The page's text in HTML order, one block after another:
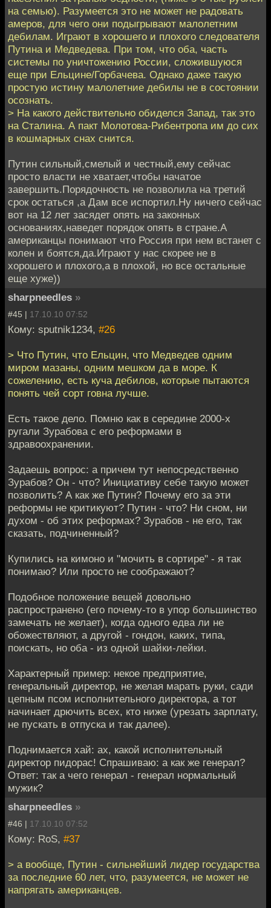
на семью). Разумеется это не может не радовать
амеров, для чего они подыгрывают малолетним
дебилам. Играют в хорошего и плохого следователя
Путина и Медведева. При том, что оба, часть
системы по уничтожению России, сложившуюся
еще при Ельцине/Горбачева. Однако даже такую
простую истину малолетние дебилы не в состоянии
осознать.
> На какого действительно обиделся Запад, так это
на Сталина. А пакт Молотова-Рибентропа им до сих
в кошмарных снах снится.
Путин сильный,смелый и честный,ему сейчас
просто власти не хватает,чтобы начатое
завершить.Порядочность не позволила на третий
срок остаться ,а Дам все испортил.Ну ничего сейчас
вот на 12 лет засядет опять на законных
основаниях,наведет порядок опять в стране.А
американцы понимают что Россия при нем встанет с
колен и боятся,да.Играют у нас скорее не в
хорошего и плохого,а в плохой, но все остальные
еще хуже))
sharpneedles »
#45 | 17.10.10 07:52
Кому: sputnik1234, #26
> Что Путин, что Ельцин, что Медведев одним
миром мазаны, одним мешком да в море. К
сожелению, есть куча дебилов, которые пытаются
понять чей сорт говна лучше.
Есть такое дело. Помню как в середине 2000-х
ругали Зурабова с его реформами в
здравоохранении.
Задаешь вопрос: а причем тут непосредственно
Зурабов? Он - что? Инициативу себе такую может
позволить? А как же Путин? Почему его за эти
реформы не критикуют? Путин - что? Ни сном, ни
духом - об этих реформах? Зурабов - не его, так
сказать, подчиненный?
Купились на кимоно и "мочить в сортире" - я так
понимаю? Или просто не соображают?
Подобное положение вещей довольно
распространено (его почему-то в упор большинство
замечать не желает), когда одного едва ли не
обожествляют, а другой - гондон, каких, типа,
поискать, но оба - из одной шайки-лейки.
Характерный пример: некое предприятие,
генеральный директор, не желая марать руки, сади
цепным псом исполнительного директора, а тот
начинает дрючить всех, кто ниже (урезать зарплату,
не пускать в отпуска и так далее).
Поднимается хай: ах, какой исполнительный
директор пидорас! Спрашиваю: а как же генерал?
Ответ: так а чего генерал - генерал нормальный
мужик?
sharpneedles »
#46 | 17.10.10 07:52
Кому: RoS, #37
> а вообще, Путин - сильнейший лидер государства
за последние 60 лет, что, разумеется, не может не
напрягать американцев.